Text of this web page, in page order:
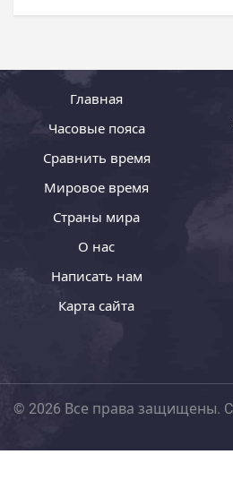
Главная
Часовые пояса
Сравнить время
Мировое время
Страны мира
О нас
Написать нам
Карта сайта
© 2026 Все права защищены.